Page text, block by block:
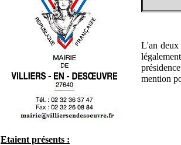
L'an
mention
Etaient présents :